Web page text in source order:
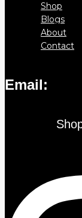
Shop
Blogs
About
Contact
Email: